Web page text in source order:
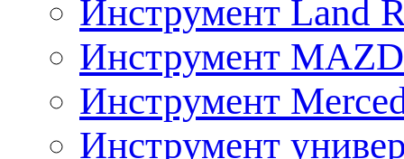
Инструмент Land
Инструмент
Инструмент
Инструмент